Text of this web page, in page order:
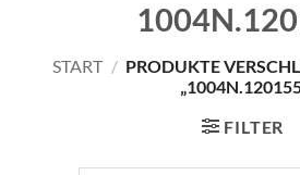
START / PRODUKTE
FILTER